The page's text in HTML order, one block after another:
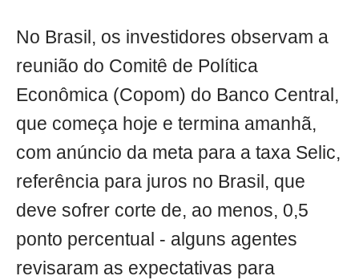
No Brasil, os investidores observam a
reunião do Comitê de Política
Econômica (Copom) do Banco Central,
que começa hoje e termina amanhã,
com anúncio da meta para a taxa Selic,
referência para juros no Brasil, que
deve sofrer corte de, ao menos, 0,5
ponto percentual - alguns agentes
revisaram as expectativas para